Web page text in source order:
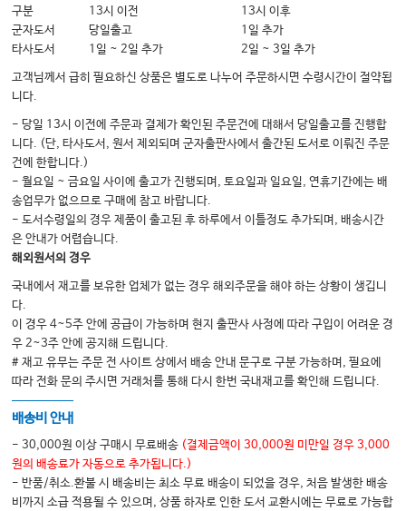
유전자형과 표현형의 연관성 Correlation of genotype and phenotype
CHAPTER 09
다빈도 다요인 질환의 복합 유전 Complex inheritance of common
multifactorial disorders
CHAPTER 10
집단 유전학: 인구 집단의 유전적 변이 Human population genetics: Genetic
variation in populations
CHAPTER 11
질환에서 원인유전자 규명 Identification of genetic basis of human disease
CHAPTER 12
CHAPTER 13
유전질환의 분자, 생화학적, 세포유전학적 기초 The molecular, biochemical,
and cellular basis of genetic disease
구분 13시 이전
13시 이후
군자도서
당일출고
1일 추가
타사도서
1일 ~ 2일 추가 2일 ~ 3일 추가
고객님께서 급히 필요하신 상품은 별도로 나누어 주문하시면 수령시간이 절약됩
니다.
- 당일 13시 이전에 주문과 결제가 확인된 주문건에 대해서 당일출고를 진행합
니다. (단, 타사도서, 원서 제외되며 군자출판사에서 출간된 도서로 이뤄진 주문
건에 한합니다.)
- 월요일 ~ 금요일 사이에 출고가 진행되며, 토요일과 일요일, 연휴기간에는 배
송업무가 없으므로 구매에 참고 바랍니다.
- 도서수령일의 경우 제품이 출고된 후 하루에서 이틀정도 추가되며, 배송시간
은 안내가 어렵습니다.
해외원서의 경우
국내에서 재고를 보유한 업체가 없는 경우 해외주문을 해야 하는 상황이 생깁니
다.
이 경우 4~5주 안에 공급이 가능하며 현지 출판사 사정에 따라 구입이 어려운 경
우 2~3주 안에 공지해 드립니다.
# 재고 유무는 주문 전 사이트 상에서 배송 안내 문구로 구분 가능하며, 필요에
따라 전화 문의 주시면 거래처를 통해 다시 한번 국내재고를 확인해 드립니다.
배송비 안내
- 30,000원 이상 구매시 무료배송 (결제금액이 30,000원 미만일 경우 3,000
원의 배송료가 자동으로 추가됩니다.)
- 반품/취소.환불 시 배송비는 최소 무료 배송이 되었을 경우, 처음 발생한 배송
비까지 소급 적용될 수 있으며, 상품 하자로 인한 도서 교환시에는 무료로 가능합